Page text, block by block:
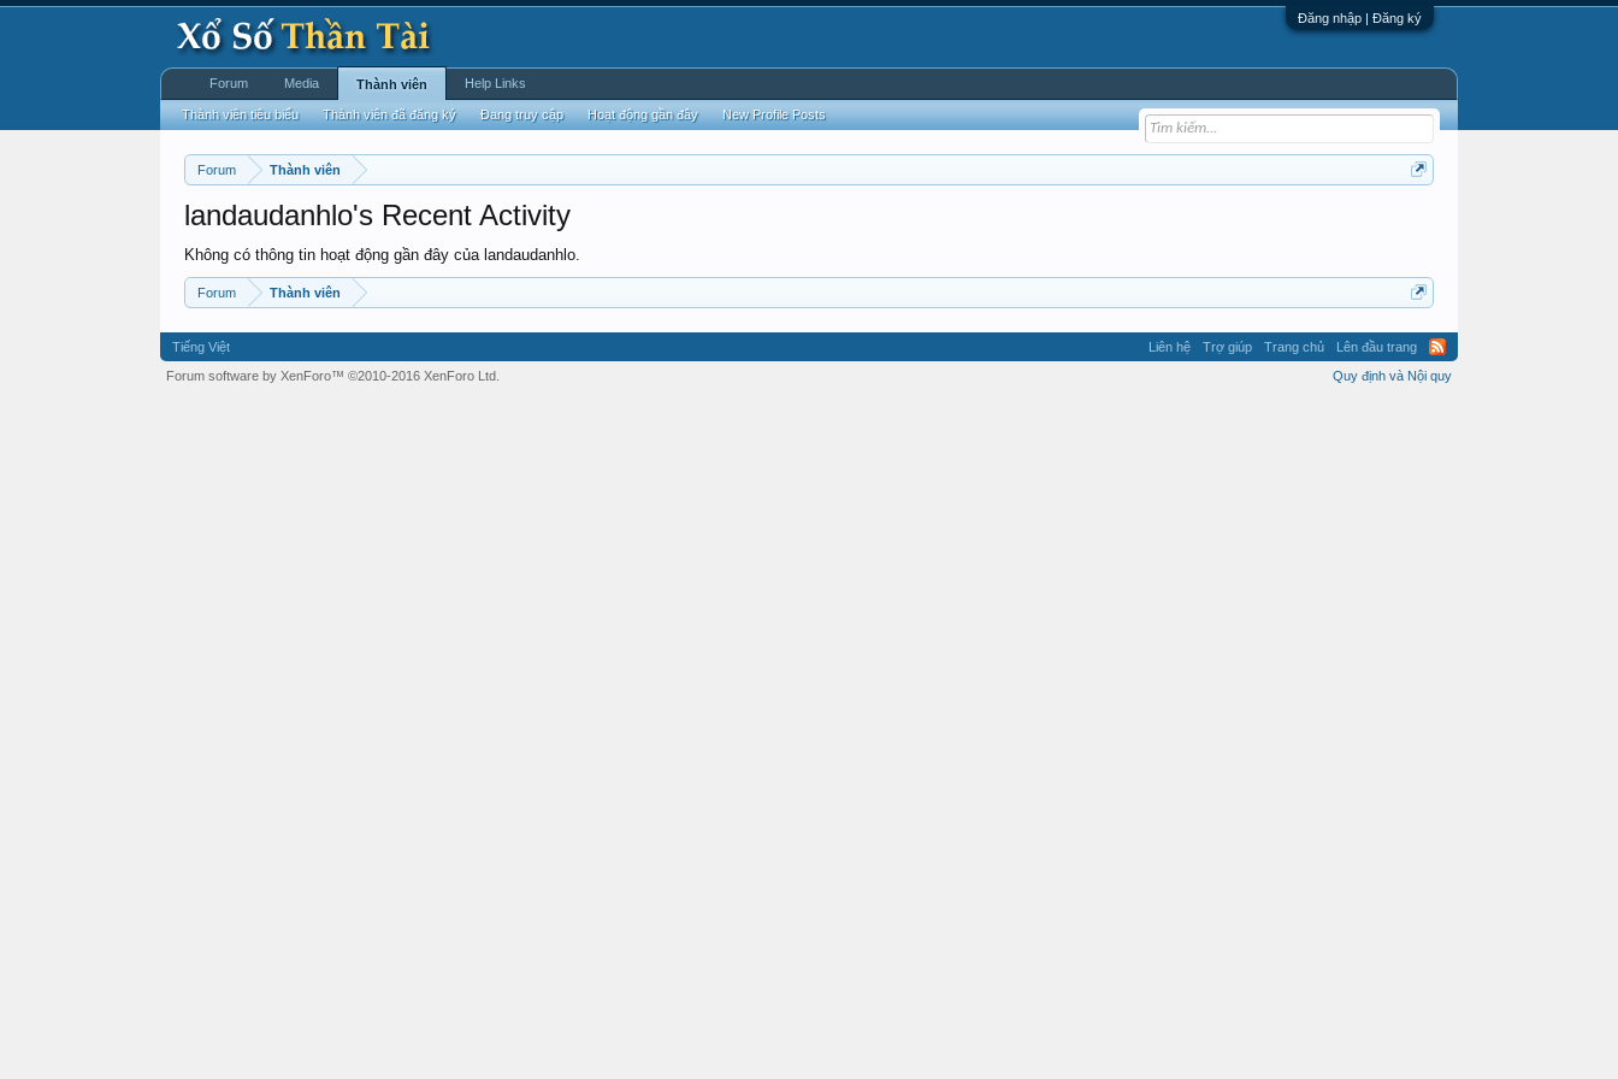
Đăng nhập | Đăng ký
Forum Thành viên
landaudanhlo's Recent Activity
Không có thông tin hoạt động gần đây của landaudanhlo.
Forum Thành viên
Forum Media Thành viên
Thành viên tiêu biểu Thành viên đã đăng ký Đang truy cập Hoạt động gần đây New Profile Posts
Help Links
Tiếng Việt Liên hệ Trợ giúp Trang chủ
Lên đầu trang
Quy định và Nội quy
Forum software by XenForo™ ©2010-2016 XenForo Ltd.